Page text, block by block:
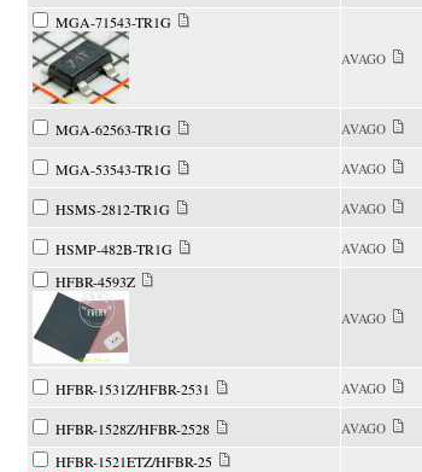
MGA-71543-TR1G
AVAGO
MGA-62563-TR1G AVAGO
MGA-53543-TR1G AVAGO
HSMS-2812-TR1G AVAGO
HSMP-482B-TR1G AVAGO
HFBR-4593Z
AVAGO
HFBR-1531Z/HFBR-2531 AVAGO
HFBR-1528Z/HFBR-2528 AVAGO
HFBR-1521ETZ/HFBR-25